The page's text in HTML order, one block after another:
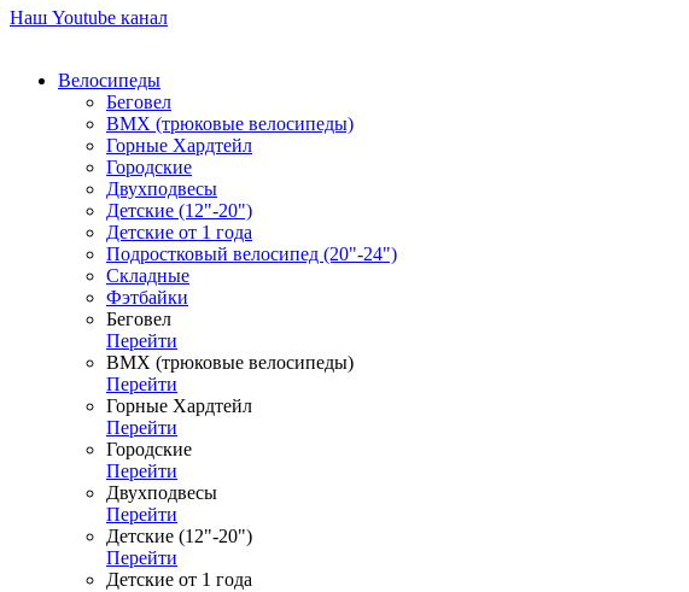
Наш Youtube канал
Велосипеды
Беговел
ВМХ (трюковые велосипеды)
Горные Хардтейл
Городские
Двухподвесы
Детские (12"-20")
Детские от 1 года
Подростковый велосипед (20"-24")
Складные
Фэтбайки
Беговел
Перейти
ВМХ (трюковые велосипеды)
Перейти
Горные Хардтейл
Перейти
Городские
Перейти
Двухподвесы
Перейти
Детские (12"-20")
Перейти
Детские от 1 года